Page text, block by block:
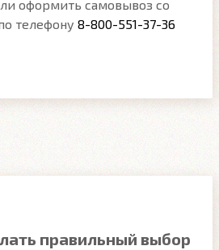
оформить самовывоз со
телефону 8-800-551-37-36
правильный выбор